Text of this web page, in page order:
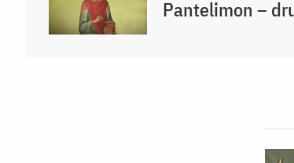
Pantelimon –